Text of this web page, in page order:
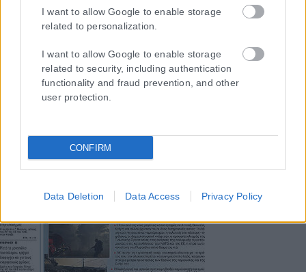
I want to allow Google to enable storage
related to personalization.
I want to allow Google to enable storage
related to security, including authentication
functionality and fraud prevention, and other
user protection.
CONFIRM
Data Deletion Data Access Privacy Policy
Μοναδικός αριθμός Μ.Η.Τ. 262048
ΤΑ ΠΡΩΤΟΣΕΛΙΔΑ ΣΗΜΕΡΑ